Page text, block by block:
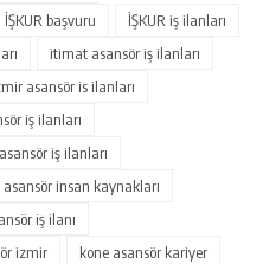
İŞKUR başvuru
İŞKUR iş ilanları
itimat asansör iş ilanları
asansör is ilanları
iş ilanları
iş ilanları
asansör insan kaynakları
iş ilanı
izmir
kone asansör kariyer